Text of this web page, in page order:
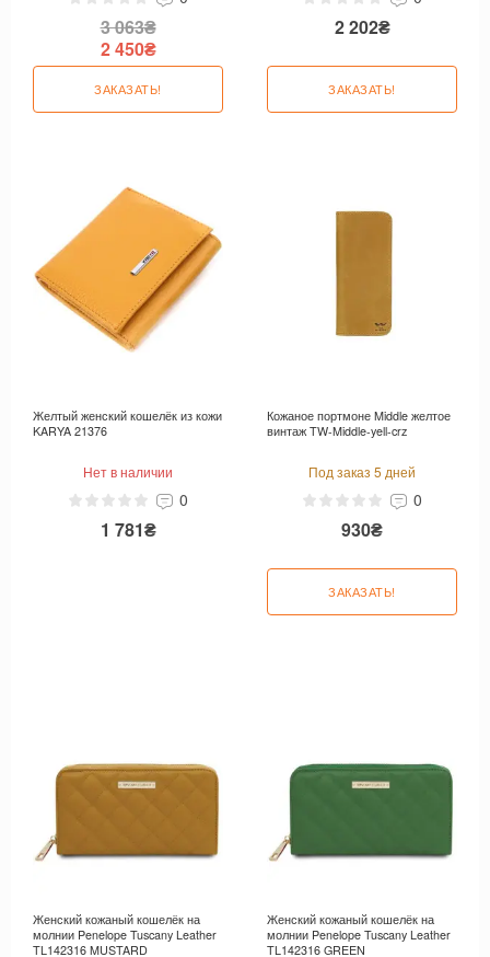
3 063₴
2 450₴
ЗАКАЗАТЬ!
2 202₴
ЗАКАЗАТЬ!
Желтый женский кошелёк из кожи
KARYA 21376
Нет в наличии
0
1 781₴
Кожаное портмоне Middle желтое
винтаж TW-Middle-yell-crz
Под заказ 5 дней
0
930₴
ЗАКАЗАТЬ!
Женский кожаный кошелёк на
молнии Penelope Tuscany Leather
TL142316 MUSTARD
Женский кожаный кошелёк на
молнии Penelope Tuscany Leather
TL142316 GREEN